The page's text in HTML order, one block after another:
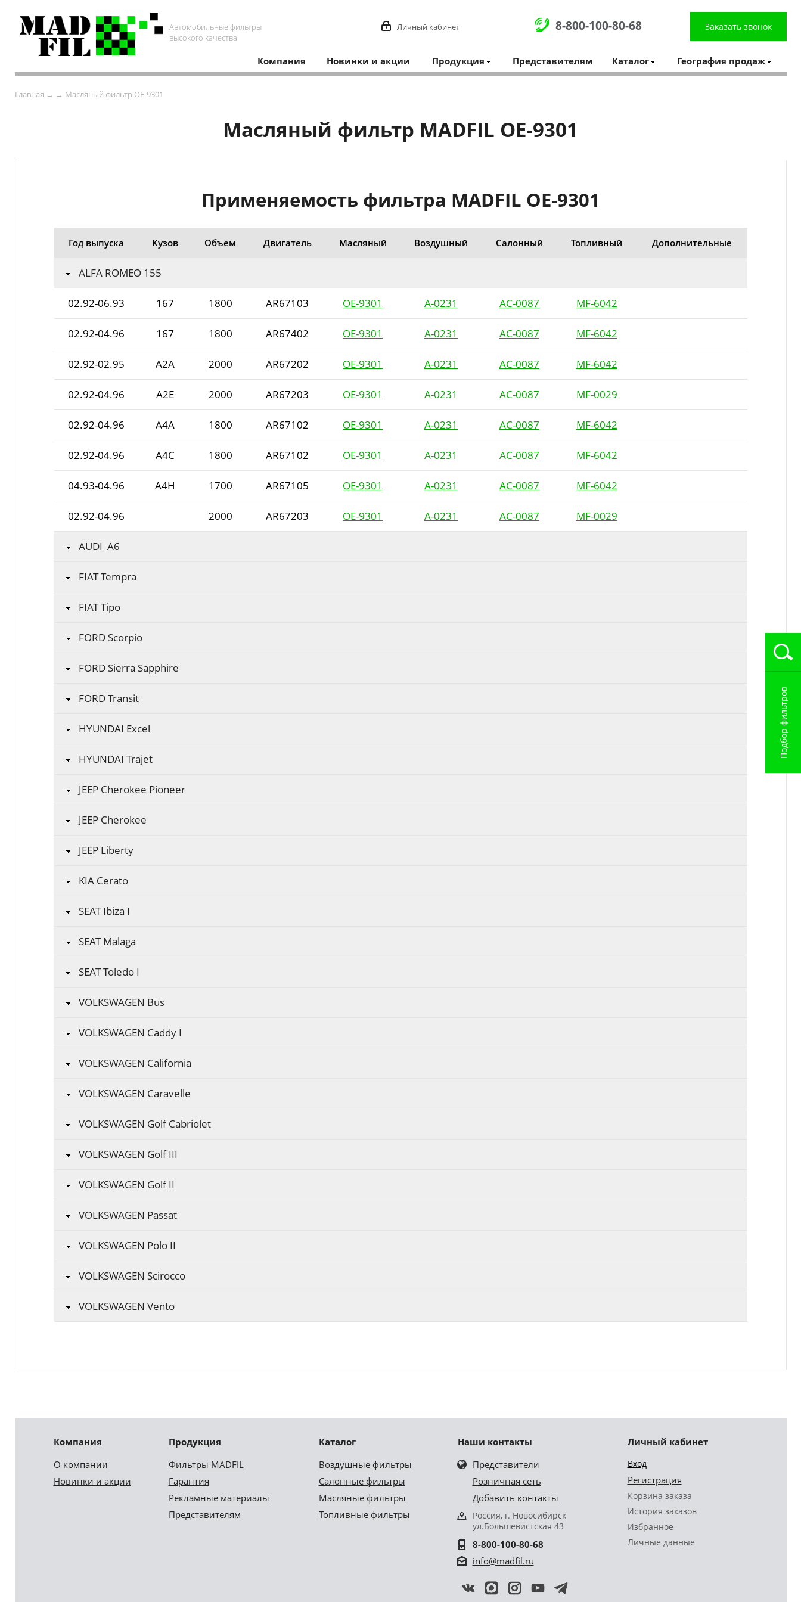
Автомобильные фильтры
высокого качества
Личный кабинет 8-800-100-80-68 Заказать звонок
Компания Новинки и акции Продукция Представителям Каталог География продаж
Главная → → Масляный фильтр OE-9301
Масляный фильтр MADFIL OE-9301
Применяемость фильтра MADFIL OE-9301
Год выпуска Кузов Объем Двигатель Масляный Воздушный Салонный Топливный Дополнительные
ALFA ROMEO 155
02.92-06.93 167 1800 AR67103 OE-9301 A-0231 AC-0087 MF-6042
02.92-04.96 167 1800 AR67402 OE-9301 A-0231 AC-0087 MF-6042
02.92-02.95 A2A 2000 AR67202 OE-9301 A-0231 AC-0087 MF-6042
02.92-04.96 A2E 2000 AR67203 OE-9301 A-0231 AC-0087 MF-0029
02.92-04.96 A4A 1800 AR67102 OE-9301 A-0231 AC-0087 MF-6042
02.92-04.96 A4C 1800 AR67102 OE-9301 A-0231 AC-0087 MF-6042
04.93-04.96 A4H 1700 AR67105 OE-9301 A-0231 AC-0087 MF-6042
02.92-04.96 2000 AR67203 OE-9301 A-0231 AC-0087 MF-0029
AUDI A6
FIAT Tempra
FIAT Tipo
FORD Scorpio
FORD Sierra Sapphire
FORD Transit
HYUNDAI Excel
HYUNDAI Trajet
JEEP Cherokee Pioneer
JEEP Cherokee
JEEP Liberty
KIA Cerato
SEAT Ibiza I
SEAT Malaga
SEAT Toledo I
VOLKSWAGEN Bus
VOLKSWAGEN Caddy I
VOLKSWAGEN California
VOLKSWAGEN Caravelle
VOLKSWAGEN Golf Cabriolet
VOLKSWAGEN Golf III
VOLKSWAGEN Golf II
VOLKSWAGEN Passat
VOLKSWAGEN Polo II
VOLKSWAGEN Scirocco
VOLKSWAGEN Vento
Компания
О компании
Новинки и акции
Продукция
Фильтры MADFIL
Гарантия
Рекламные материалы
Представителям
Каталог
Воздушные фильтры
Салонные фильтры
Масляные фильтры
Топливные фильтры
Наши контакты
Представители
Розничная сеть
Добавить контакты
Россия, г. Новосибирск
ул.Большевистская 43
8-800-100-80-68
info@madfil.ru
Личный кабинет
Вход
Регистрация
Корзина заказа
История заказов
Избранное
Личные данные
Подбор фильтров